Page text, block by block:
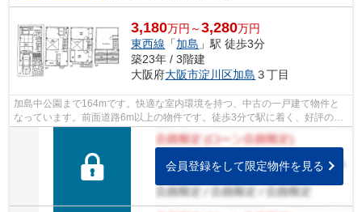
3,180万円～3,280万円
東西線 「加島 」駅 徒歩3分
築23年 / 3階建
大阪府大阪市淀川区加島 ３丁目
加島中公園まで164mです。快適な室内環境を持つ、中古の一戸建て物件と
なっています。前面道路6m以上の物件です。徒歩3分で駅に着く、好評の物
件です。東西線加島周辺の一戸建てをお探...
会員登録をして限定物件を見る